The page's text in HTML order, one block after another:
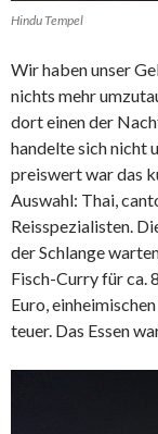
Hindu Tempel
Wir haben unser
nichts mehr
dort einen der
handelte sich nicht
preiswert war das
Auswahl: Thai,
Reisspezialisten.
der Schlange
Fisch-Curry für ca.
Euro,
teuer. Das Essen